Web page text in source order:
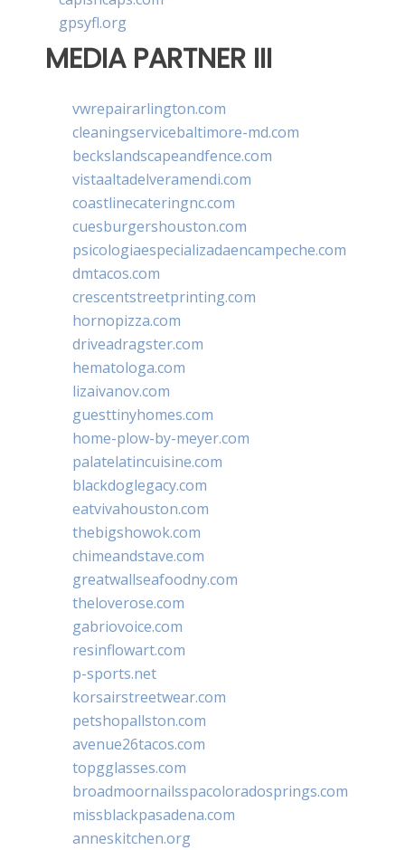
gpsyfl.org
MEDIA PARTNER III
vwrepairarlington.com
cleaningservicebaltimore-md.com
beckslandscapeandfence.com
vistaaltadelveramendi.com
coastlinecateringnc.com
cuesburgershouston.com
psicologiaespecializadaencampeche.com
dmtacos.com
crescentstreetprinting.com
hornopizza.com
driveadragster.com
hematologa.com
lizaivanov.com
guesttinyhomes.com
home-plow-by-meyer.com
palatelatincuisine.com
blackdoglegacy.com
eatvivahouston.com
thebigshowok.com
chimeandstave.com
greatwallseafoodny.com
theloverose.com
gabriovoice.com
resinflowart.com
p-sports.net
korsairstreetwear.com
petshopallston.com
avenue26tacos.com
topgglasses.com
broadmoornailsspacoloradosprings.com
missblackpasadena.com
anneskitchen.org